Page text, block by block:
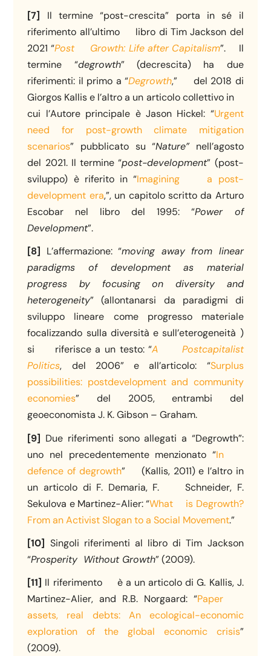
[7]
Il termine “post-crescita” porta in sé il
riferimento all’ultimo libro di Tim Jackson del
2021 “Post Growth: Life after Capitalism”. Il
termine “degrowth” (decrescita) ha due
riferimenti: il primo a “Degrowth,” del 2018 di
Giorgos Kallis e l’altro a un articolo collettivo in
cui l’Autore principale è Jason Hickel: “Urgent
need for post-growth climate mitigation
scenarios” pubblicato su “Nature”nell’agosto
del 2021. Il termine “post-development” (post-
sviluppo) è riferito in “Imagining a post-
development era,”, un capitolo scritto da Arturo
Escobar nel libro del 1995: “Power of
Development”.
[8]
L’affermazione: “moving away from linear
paradigms of development as material
progress by focusing on diversity and
heterogeneity” (allontanarsi da paradigmi di
sviluppo lineare come progresso materiale
focalizzando sulla diversità e sull’eterogeneità )
si riferisce a un testo: “A
Postcapitalist
Politics, del 2006” e all’articolo: “Surplus
possibilities: postdevelopment and community
economies” del 2005, entrambi del
geoeconomista J. K. Gibson – Graham.
[9] Due riferimenti sono allegati a “Degrowth”:
uno nel precedentemente menzionato “In
defence of degrowth” (Kallis, 2011) e l’altro in
un articolo di F. Demaria, F. Schneider, F.
Sekulova e Martinez-Alier: “What is Degrowth?
From an Activist Slogan to a Social Movement.”
[10] Singoli riferimenti al libro di Tim Jackson
“Prosperity Without Growth” (2009).
[11] Il riferimento è a un articolo di G. Kallis, J.
Martinez-Alier, and R.B. Norgaard: “Paper
assets, real debts: An ecological-economic
exploration of the global economic crisis”
(2009).